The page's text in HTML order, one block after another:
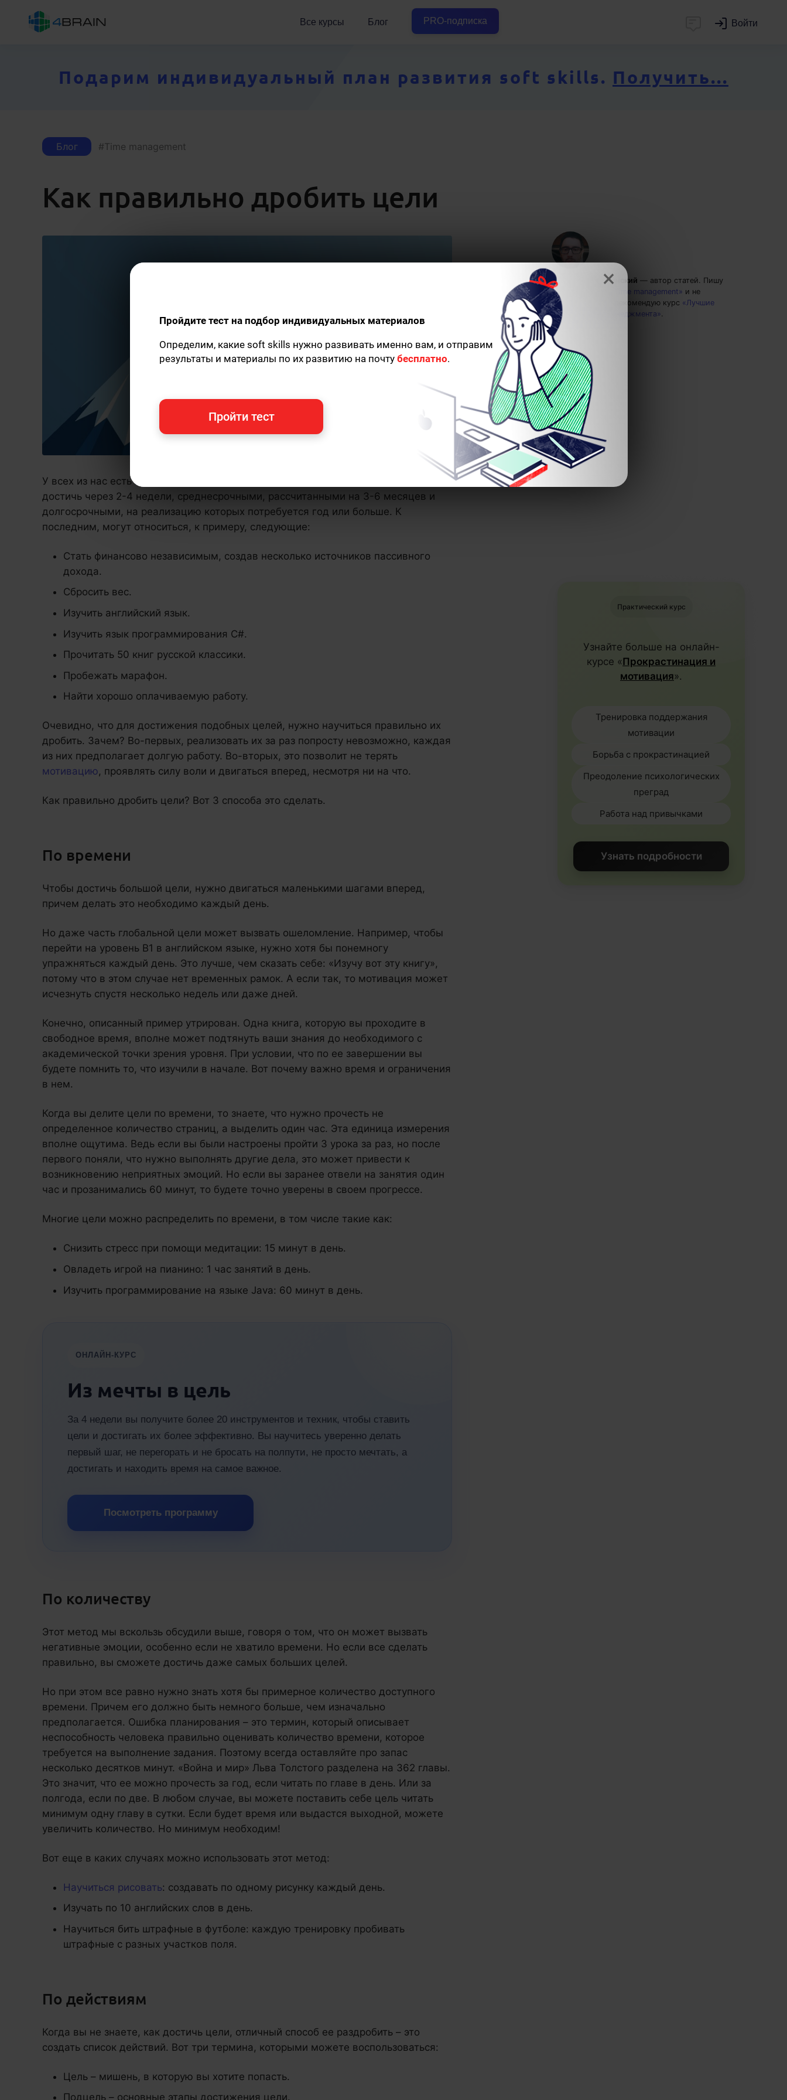
Все курсы Блог PRO-подписка Войти
Подарим индивидуальный план развития soft skills. Получить...
Блог Time management
Как правильно дробить цели
Григорий Кшеминский — автор статей. Пишу
статьи по теме
«Time management» и не
только, а также рекомендую курс «Лучшие
техники тайм-менеджмента».
У всех из нас естьцели
достичь через 2-4 недели, среднесрочными, рассчитанными на 3-6 месяцев и
долгосрочными, на реализацию которых потребуется год или больше. К
последним, могут относиться, к примеру, следующие:
Стать финансово независимым, создав несколько источников пассивного
дохода.
Сбросить вес.
Изучить английский язык.
Изучить язык программирования C#.
Прочитать 50 книг русской классики.
Пробежать марафон.
Найти хорошо оплачиваемую работу.
Очевидно, что для достижения подобных целей, нужно научиться правильно их
дробить. Зачем? Во-первых, реализовать их за раз попросту невозможно, каждая
из них предполагает долгую работу. Во-вторых, это позволит не терять
мотивацию, проявлять силу воли и двигаться вперед, несмотря ни на что.
Как правильно дробить цели? Вот 3 способа это сделать.
По времени
Чтобы достичь большой цели, нужно двигаться маленькими шагами вперед,
причем делать это необходимо каждый день.
Но даже часть глобальной цели может вызвать ошеломление. Например, чтобы
перейти на уровень В1 в английском языке, нужно хотя бы понемногу
упражняться каждый день. Это лучше, чем сказать себе: «Изучу вот эту книгу»,
потому что в этом случае нет временных рамок. А если так, то мотивация может
исчезнуть спустя несколько недель или даже дней.
Конечно, описанный пример утрирован. Одна книга, которую вы проходите в
свободное время, вполне может подтянуть ваши знания до необходимого с
академической точки зрения уровня. При условии, что по ее завершении вы
будете помнить то, что изучили в начале. Вот почему важно время и ограничения
в нем.
Когда вы делите цели по времени, то знаете, что нужно прочесть не
определенное количество страниц, а выделить один час. Эта единица измерения
вполне ощутима. Ведь если вы были настроены пройти 3 урока за раз, но после
первого поняли, что нужно выполнять другие дела, это может привести к
возникновению неприятных эмоций. Но если вы заранее отвели на занятия один
час и прозанимались 60 минут, то будете точно уверены в своем прогрессе.
Многие цели можно распределить по времени, в том числе такие как:
Снизить стресс при помощи медитации: 15 минут в день.
Овладеть игрой на пианино: 1 час занятий в день.
Изучить программирование на языке Java: 60 минут в день.
ОНЛАЙН-КУРС
Из мечты в цель
За 4 недели вы получите более 20 инструментов и техник, чтобы ставить
цели и достигать их более эффективно. Вы научитесь уверенно делать
первый шаг, не перегорать и не бросать на полпути, не просто мечтать, а
достигать и находить время на самое важное.
Посмотреть программу
По количеству
Этот метод мы вскользь обсудили выше, говоря о том, что он может вызвать
негативные эмоции, особенно если не хватило времени. Но если все сделать
правильно, вы сможете достичь даже самых больших целей.
Но при этом все равно нужно знать хотя бы примерное количество доступного
времени. Причем его должно быть немного больше, чем изначально
предполагается. Ошибка планирования – это термин, который описывает
неспособность человека правильно оценивать количество времени, которое
требуется на выполнение задания. Поэтому всегда оставляйте про запас
несколько десятков минут. «Война и мир» Льва Толстого разделена на 362 главы.
Это значит, что ее можно прочесть за год, если читать по главе в день. Или за
полгода, если по две. В любом случае, вы можете поставить себе цель читать
минимум одну главу в сутки. Если будет время или выдастся выходной, можете
увеличить количество. Но минимум необходим!
Вот еще в каких случаях можно использовать этот метод:
Научиться рисовать: создавать по одному рисунку каждый день.
Изучать по 10 английских слов в день.
Научиться бить штрафные в футболе: каждую тренировку пробивать
штрафные с разных участков поля.
По действиям
Когда вы не знаете, как достичь цели, отличный способ ее раздробить – это
создать список действий. Вот три термина, которыми можете воспользоваться:
Цель – мишень, в которую вы хотите попасть.
Подцель – основные этапы достижения цели.
Практический курс
Узнайте больше на онлайн-
курсе «Прокрастинация и
мотивация».
Тренировка поддержания
мотивации
Борьба с прокрастинацией
Преодоление психологических
преград
Работа над привычками
Узнать подробности
×
Пройдите тест на подбор индивидуальных материалов
Определим, какие soft skills нужно развивать именно вам, и отправим
результаты и материалы по их развитию на почту бесплатно.
Пройти тест